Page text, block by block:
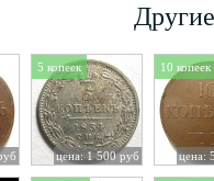
5 копеек
цена: 1 500 руб
10 копеек
цена: